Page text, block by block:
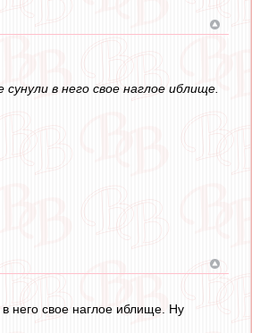
в него свое наглое иблище.
него свое наглое иблище. Ну